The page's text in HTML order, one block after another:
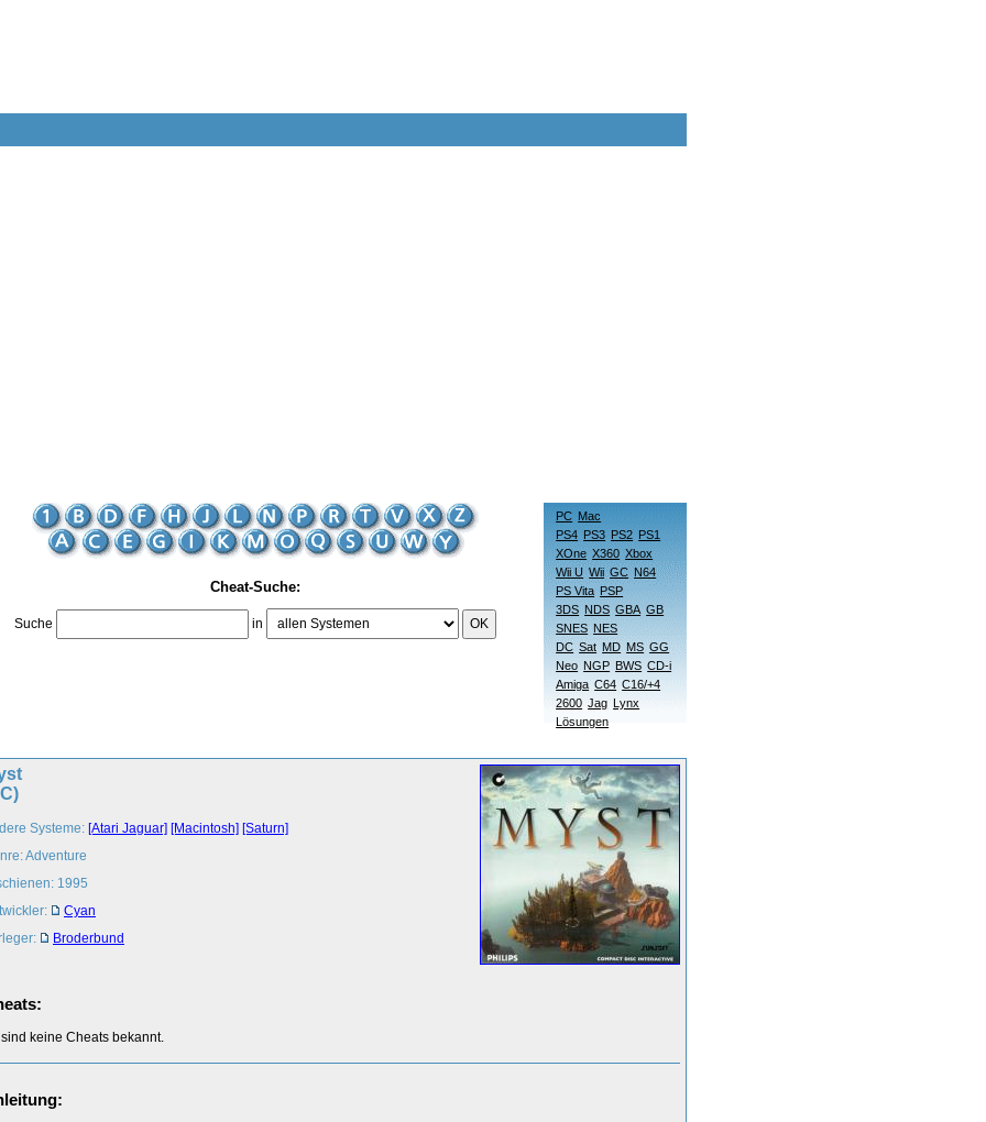
Cheat-Suche:
Suche in OK
PC Mac
PS4 PS3 PS2 PS1
XOne X360 Xbox
Wii U Wii GC N64
PS Vita PSP
3DS NDS GBA GB
SNES NES
DC Sat MD MS GG
Neo NGP BWS CD-i
Amiga C64 C16/+4
2600 Jag Lynx
Lösungen
Systeme: [Atari Jaguar] [Macintosh] [Saturn]
Adventure
1995
Cyan
Broderbund
sind keine Cheats bekannt.